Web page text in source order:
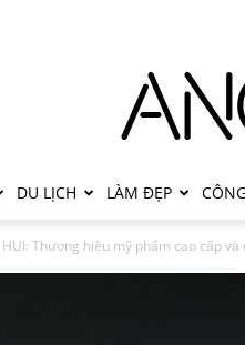
DU LỊCH LÀM ĐẸP
Thương hiệu mỹ phẩm cao cấp và